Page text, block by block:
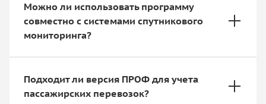
Можно ли использовать программу
совместно с системами спутникового
мониторинга?
Подходит ли версия ПРОФ для учета
пассажирских перевозок?